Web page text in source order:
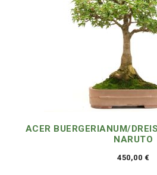
ACER BUERGERIANUM/
NARUTO
450,00 €